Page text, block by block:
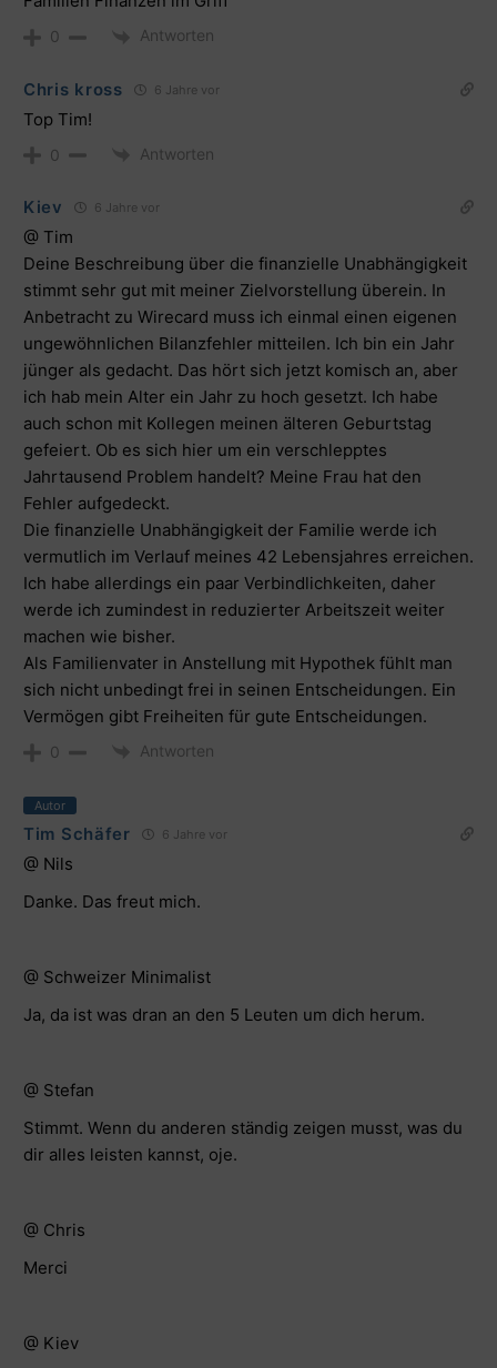
0 Antworten
Chris kross 6 Jahre vor
Top Tim!
0 Antworten
Kiev 6 Jahre vor
@ Tim
Deine Beschreibung über die finanzielle Unabhängigkeit
stimmt sehr gut mit meiner Zielvorstellung überein. In
Anbetracht zu Wirecard muss ich einmal einen eigenen
ungewöhnlichen Bilanzfehler mitteilen. Ich bin ein Jahr
jünger als gedacht. Das hört sich jetzt komisch an, aber
ich hab mein Alter ein Jahr zu hoch gesetzt. Ich habe
auch schon mit Kollegen meinen älteren Geburtstag
gefeiert. Ob es sich hier um ein verschlepptes
Jahrtausend Problem handelt? Meine Frau hat den
Fehler aufgedeckt.
Die finanzielle Unabhängigkeit der Familie werde ich
vermutlich im Verlauf meines 42 Lebensjahres erreichen.
Ich habe allerdings ein paar Verbindlichkeiten, daher
werde ich zumindest in reduzierter Arbeitszeit weiter
machen wie bisher.
Als Familienvater in Anstellung mit Hypothek fühlt man
sich nicht unbedingt frei in seinen Entscheidungen. Ein
Vermögen gibt Freiheiten für gute Entscheidungen.
0 Antworten
Autor
Tim Schäfer 6 Jahre vor
@ Nils
Danke. Das freut mich.
@ Schweizer Minimalist
Ja, da ist was dran an den 5 Leuten um dich herum.
@ Stefan
Stimmt. Wenn du anderen ständig zeigen musst, was du
dir alles leisten kannst, oje.
@ Chris
Merci
@ Kiev